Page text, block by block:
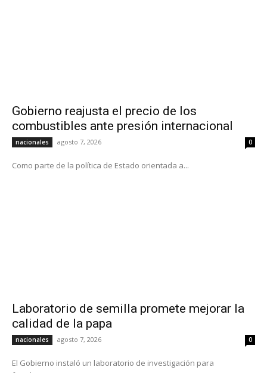
Gobierno reajusta el precio de los
combustibles ante presión internacional
nacionales agosto 7, 2026 0
Como parte de la política de Estado orientada a...
Laboratorio de semilla promete mejorar la
calidad de la papa
nacionales agosto 7, 2026 0
El Gobierno instaló un laboratorio de investigación para